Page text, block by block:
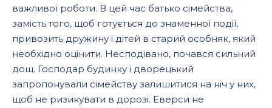
важливої роботи. В цей час батько сімейства,
замість того, щоб готується до знаменної події,
привозить дружину і дітей в старий особняк, який
необхідно оцінити. Несподівано, почався сильний
дощ. Господар будинку і дворецький
запропонували сімейству залишитися на ніч у них,
щоб не ризикувати в дорозі. Еверси не